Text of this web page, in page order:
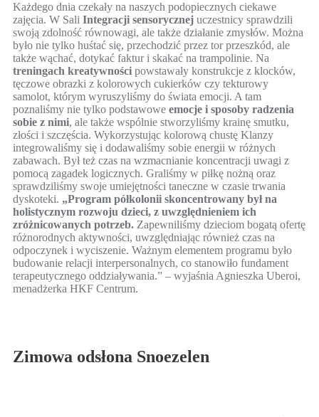
Każdego dnia czekały na naszych podopiecznych ciekawe
zajęcia. W Sali Integracji sensorycznej uczestnicy sprawdzili
swoją zdolność równowagi, ale także działanie zmysłów. Można
było nie tylko huśtać się, przechodzić przez tor przeszkód, ale
także wąchać, dotykać faktur i skakać na trampolinie. Na
treningach kreatywności powstawały konstrukcje z klocków,
tęczowe obrazki z kolorowych cukierków czy tekturowy
samolot, którym wyruszyliśmy do świata emocji. A tam
poznaliśmy nie tylko podstawowe emocje i sposoby radzenia
sobie z nimi, ale także wspólnie stworzyliśmy krainę smutku,
złości i szczęścia. Wykorzystując kolorową chustę Klanzy
integrowaliśmy się i dodawaliśmy sobie energii w różnych
zabawach. Był też czas na wzmacnianie koncentracji uwagi z
pomocą zagadek logicznych. Graliśmy w piłkę nożną oraz
sprawdziliśmy swoje umiejętności taneczne w czasie trwania
dyskoteki. „Program półkolonii skoncentrowany był na
holistycznym rozwoju dzieci, z uwzględnieniem ich
zróżnicowanych potrzeb. Zapewniliśmy dzieciom bogatą ofertę
różnorodnych aktywności, uwzględniając również czas na
odpoczynek i wyciszenie. Ważnym elementem programu było
budowanie relacji interpersonalnych, co stanowiło fundament
terapeutycznego oddziaływania.” – wyjaśnia Agnieszka Uberoi,
menadżerka HKF Centrum.
Zimowa odsłona Snoezelen